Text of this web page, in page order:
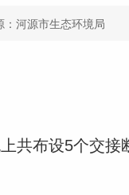
：河源市生态环境局
共布设5个交接